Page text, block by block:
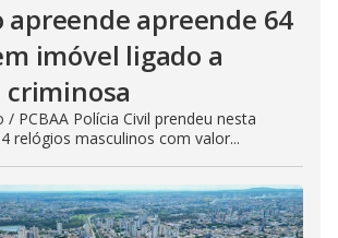
apreende apreende 64
imóvel ligado a
/ PCBAA Polícia Civil prendeu nesta
relógios masculinos com valor...